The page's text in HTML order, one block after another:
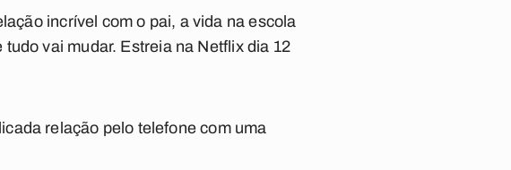
incrível com o pai, a vida na escola
vai mudar. Estreia na Netflix dia 12
relação pelo telefone com uma